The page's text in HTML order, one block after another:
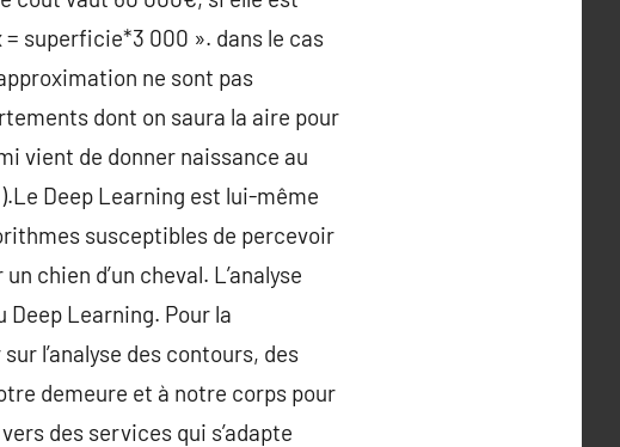
superficie*3 000 ». dans le cas
ne sont pas
dont on saura la aire pour
vient de donner naissance au
Deep Learning est lui-même
susceptibles de percevoir
chien d’un cheval. L’analyse
Deep Learning. Pour la
l’analyse des contours, des
demeure et à notre corps pour
des services qui s’adapte